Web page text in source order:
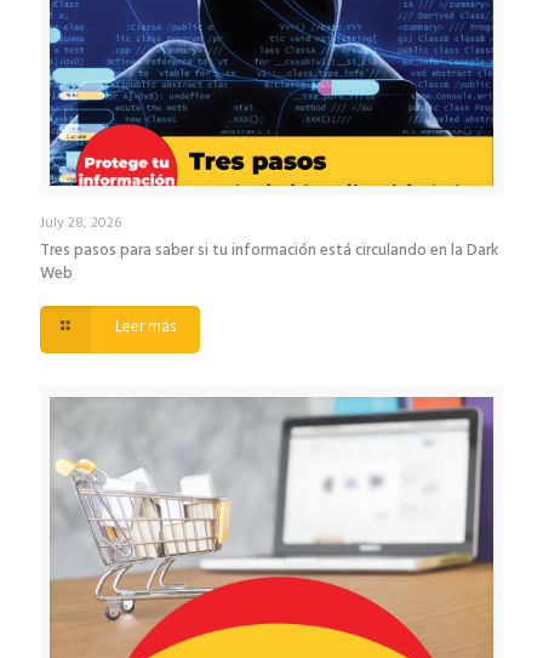
July 28, 2026
Tres pasos para saber si tu información está circulando en la Dark
Web
Leer más